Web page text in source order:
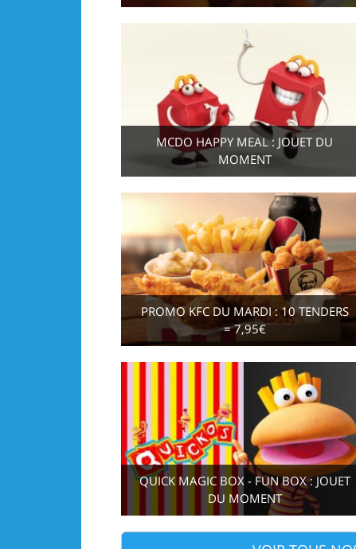
MCDO HAPPY MEAL : JOUET DU
MOMENT
PROMO KFC DU MARDI : 10 TENDERS
= 7,95€
QUICK MAGIC BOX - FUN BOX : JOUET
DU MOMENT